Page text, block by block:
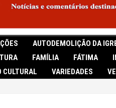
AUTODEMOLIÇÃO DA
FAMÍLIA FÁTIMA
CULTURAL VARIEDADES